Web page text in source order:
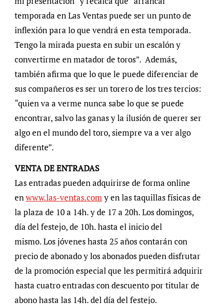
temporada en Las Ventas puede ser un punto de
inflexión para lo que vendrá en esta temporada.
Tengo la mirada puesta en subir un escalón y
convertirme en matador de toros”. Además,
también afirma que lo que le puede diferenciar de
sus compañeros es ser un torero de los tres tercios:
“quien va a verme nunca sabe lo que se puede
encontrar, salvo las ganas y la ilusión de querer ser
algo en el mundo del toro, siempre va a ver algo
diferente”.
VENTA DE ENTRADAS
Las entradas pueden adquirirse de forma online
enwww.las-ventas.comy en las taquillas físicas de
la plaza de 10 a 14h. y de 17 a 20h. Los domingos,
día del festejo, de 10h. hasta el inicio del
mismo. Los jóvenes hasta 25 años contarán con
precio de abonado y los abonados pueden disfrutar
de la promoción especial que les permitirá adquirir
hasta cuatro entradas con descuento por titular de
abono hasta las 14h. del día del festejo.